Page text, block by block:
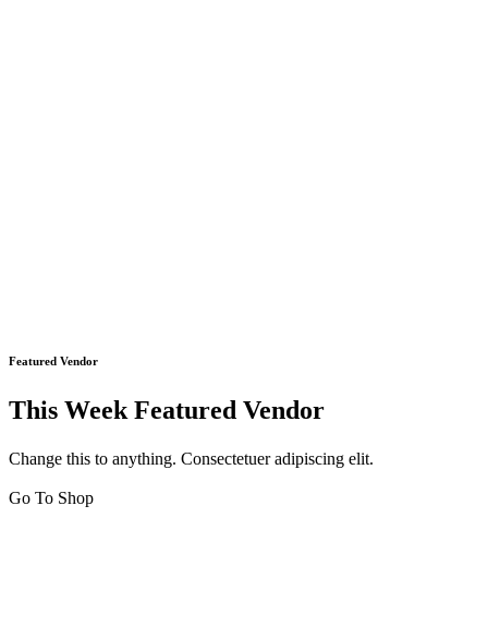
Featured Vendor
This Week Featured Vendor
Change this to anything. Consectetuer adipiscing elit.
Go To Shop